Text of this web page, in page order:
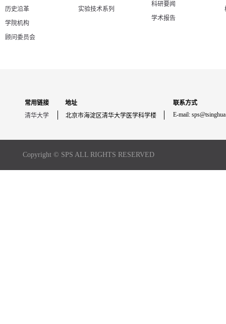
历史沿革
学院机构
顾问委员会
实验技术系列
科研要闻
学术报告
常用链接 地址
联系方式
清华大学
北京市海淀区清华大学医学科学楼 E-mail:
Copyright © SPS ALL RIGHTS RESERVED